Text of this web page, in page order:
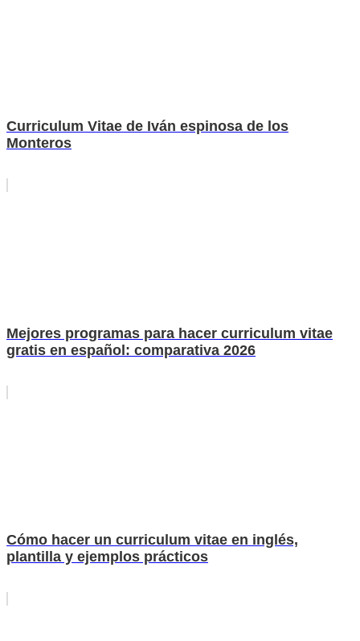
Curriculum Vitae de Iván espinosa de los
Monteros
Mejores programas para hacer curriculum vitae
gratis en español: comparativa 2026
Cómo hacer un curriculum vitae en inglés,
plantilla y ejemplos prácticos